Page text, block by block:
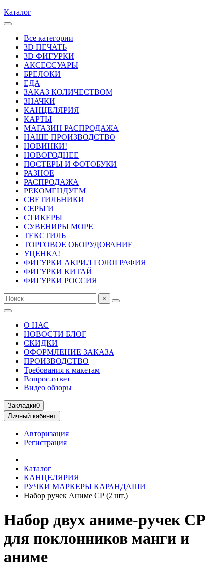
Каталог
Все категории
3D ПЕЧАТЬ
3D ФИГУРКИ
АКСЕССУАРЫ
БРЕЛОКИ
ЕДА
ЗАКАЗ КОЛИЧЕСТВОМ
ЗНАЧКИ
КАНЦЕЛЯРИЯ
КАРТЫ
МАГАЗИН РАСПРОДАЖА
НАШЕ ПРОИЗВОДСТВО
НОВИНКИ!
НОВОГОДНЕЕ
ПОСТЕРЫ И ФОТОБУКИ
РАЗНОЕ
РАСПРОДАЖА
РЕКОМЕНДУЕМ
СВЕТИЛЬНИКИ
СЕРЬГИ
СТИКЕРЫ
СУВЕНИРЫ МОРЕ
ТЕКСТИЛЬ
ТОРГОВОЕ ОБОРУДОВАНИЕ
УЦЕНКА!
ФИГУРКИ АКРИЛ ГОЛОГРАФИЯ
ФИГУРКИ КИТАЙ
ФИГУРКИ РОССИЯ
×
О НАС
НОВОСТИ БЛОГ
СКИДКИ
ОФОРМЛЕНИЕ ЗАКАЗА
ПРОИЗВОДСТВО
Требования к макетам
Вопрос-ответ
Видео обзоры
Закладки0
Личный кабинет
Авторизация
Регистрация
Каталог
КАНЦЕЛЯРИЯ
РУЧКИ МАРКЕРЫ КАРАНДАШИ
Набор ручек Аниме СР (2 шт.)
Набор двух аниме-ручек СР
для поклонников манги и
аниме